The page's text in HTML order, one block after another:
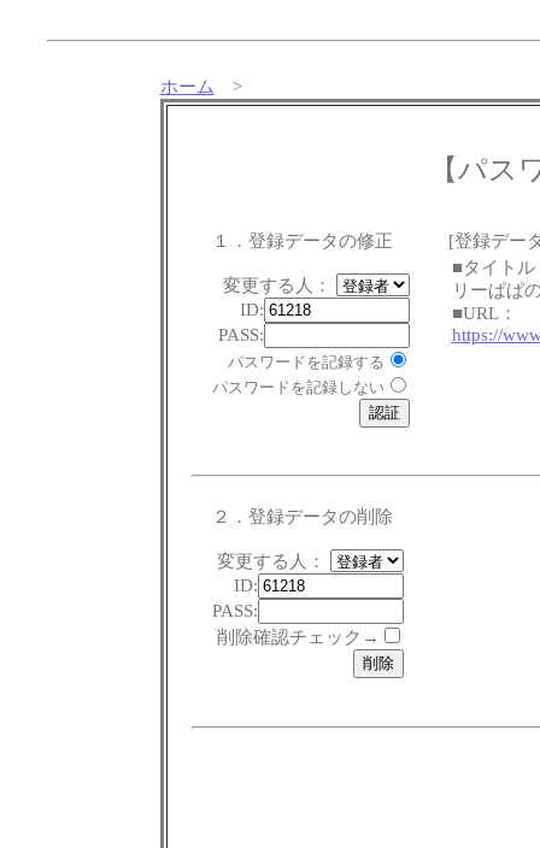
ホーム >
【パス
１．登録データの修正
変更する人：
ID:
PASS:
パスワードを記録する
パスワードを記録しない
[登録デー
■タイトル
リーぱぱ
■URL：
https://
２．登録データの削除
変更する人：
ID:
PASS:
削除確認チェック→